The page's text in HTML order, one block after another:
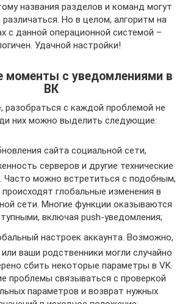
названия разделов и команд могут
различаться. Но в целом, алгоритм на
с данной операционной системой –
Удачной настройки!
моменты с уведомлениями в
ВК
разобраться с каждой проблемой не
них можно выделить следующие:
сайта социальной сети,
серверов и другие технические
Часто можно встретиться с подобным,
происходят глобальные изменения в
сети. Многие функции оказываются
включая push-уведомления;
настроек аккаунта. Возможно,
ваши родственники могли случайно
сбить некоторые параметры в VK.
проблемы связываться с проверкой
параметров и возврат нужных